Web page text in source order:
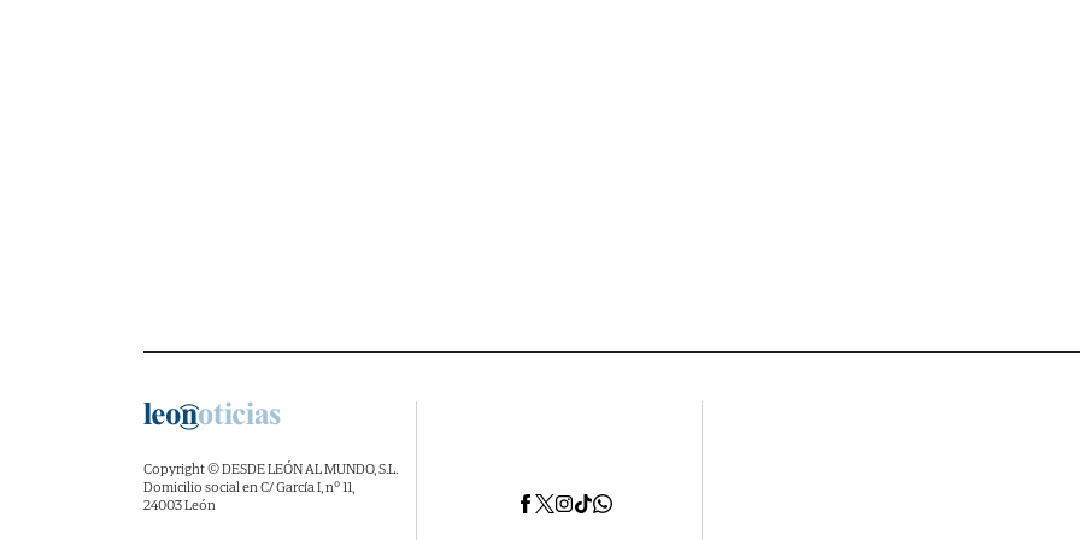
Copyright © DESDE LEÓN AL MUNDO, S.L.
Domicilio social en C/ García I, nº 11,
24003 León